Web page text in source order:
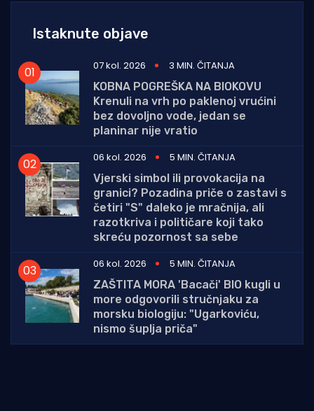
Istaknute objave
07 kol. 2026
3 MIN. ČITANJA
KOBNA POGREŠKA NA BIOKOVU
Krenuli na vrh po paklenoj vrućini
bez dovoljno vode, jedan se
planinar nije vratio
06 kol. 2026
5 MIN. ČITANJA
Vjerski simbol ili provokacija na
granici? Pozadina priče o zastavi s
četiri "S" daleko je mračnija, ali
razotkriva i političare koji tako
skreću pozornost sa sebe
06 kol. 2026
5 MIN. ČITANJA
ZAŠTITA MORA 'Bacači' BIO kugli u
more odgovorili stručnjaku za
morsku biologiju: "Ugarkoviću,
nismo šuplja priča"